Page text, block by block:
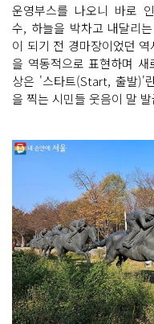
운영부스를 나오니 바로
수, 하늘을 박차고 내달리
이 되기 전 경마장이었던
을 역동적으로 표현하며
상은 '스타트(Start, 출발)'
을 찍는 시민들 웃음이 말